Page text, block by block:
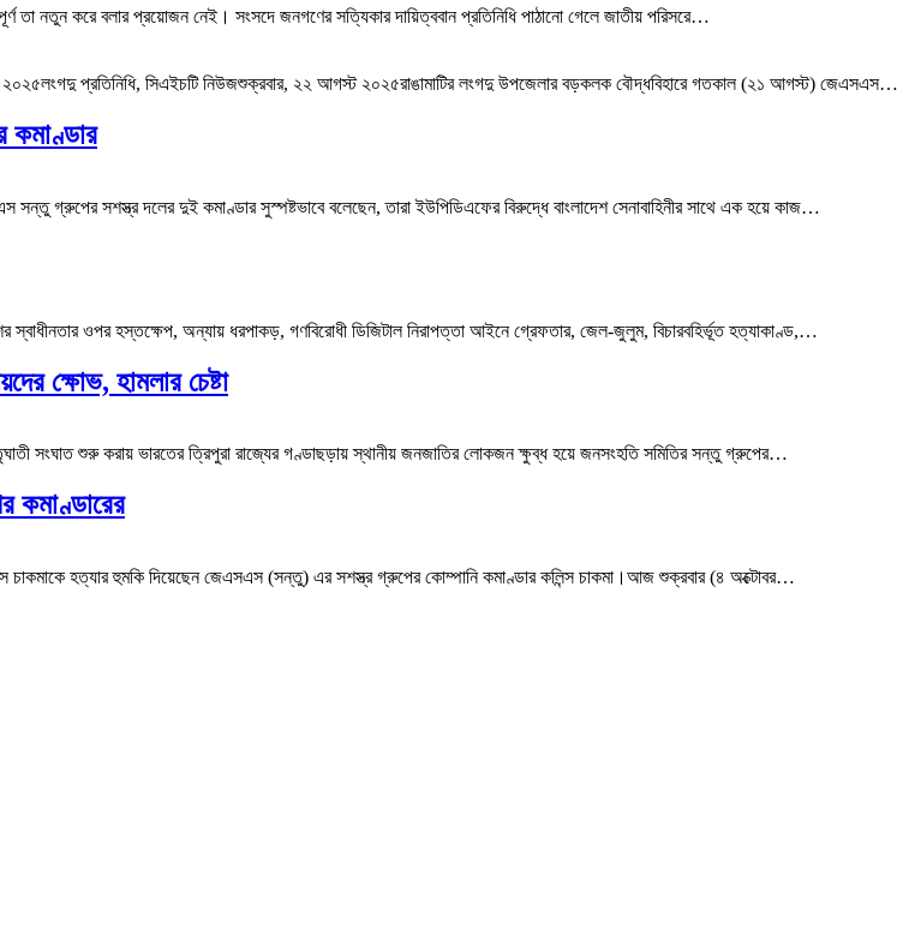
তা নতুন করে বলার প্রয়োজন নেই। সংসদে জনগণের সত্যিকার দায়িত্ববান প্রতিনিধি পাঠানো গেলে জাতীয় পরিসরে…
প্রতিনিধি, সিএইচটি নিউজশুক্রবার, ২২ আগস্ট ২০২৫রাঙামাটির লংগদু উপজেলার বড়কলক বৌদ্ধবিহারে গতকাল (২১ আগস্ট) জেএসএস…
কমাণ্ডার
সন্তু গ্রুপের সশস্ত্র দলের দুই কমাণ্ডার সুস্পষ্টভাবে বলেছেন, তারা ইউপিডিএফের বিরুদ্ধে বাংলাদেশ সেনাবাহিনীর সাথে এক হয়ে কাজ…
ওপর হস্তক্ষেপ, অন্যায় ধরপাকড়, গণবিরোধী ডিজিটাল নিরাপত্তা আইনে গ্রেফতার, জেল-জুলুম, বিচারবহির্ভূত হত্যাকাণ্ড,…
ক্ষোভ, হামলার চেষ্টা
সংঘাত শুরু করায় ভারতের ত্রিপুরা রাজ্যের গণ্ডাছড়ায় স্থানীয় জনজাতির লোকজন ক্ষুব্ধ হয়ে জনসংহতি সমিতির সন্তু গ্রুপের…
কমাণ্ডারের
হত্যার হুমকি দিয়েছেন জেএসএস (সন্তু) এর সশস্ত্র গ্রুপের কোম্পানি কমাণ্ডার কলিন্স চাকমা।আজ শুক্রবার (৪ অক্টোবর…